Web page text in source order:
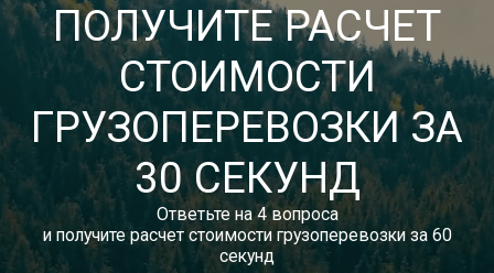
8 (800) 533-86-05
Звонок по России бесплатный
autotransport24@yandex.ru
Тарифы
Отзывы
Статьи
Новости
Документы
ПОЛУЧИТЕ РАСЧЕТ
СТОИМОСТИ
ГРУЗОПЕРЕВОЗКИ ЗА
30 СЕКУНД
Ответьте на 4 вопроса
и получите расчет стоимости грузоперевозки за 60
секунд